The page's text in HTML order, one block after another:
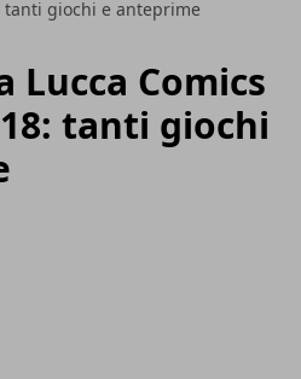
tanti giochi e anteprime
Lucca Comics
tanti giochi